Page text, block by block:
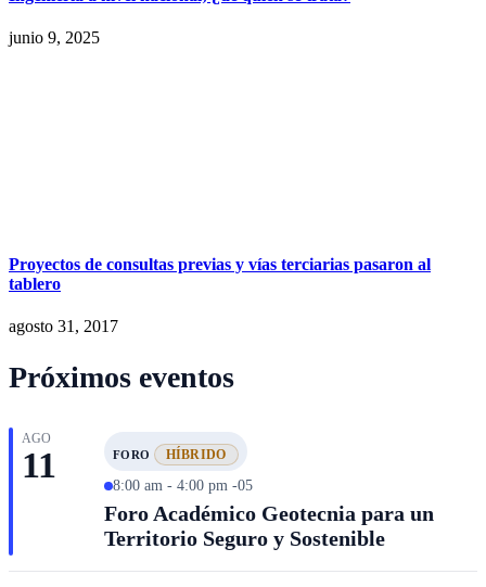
junio 9, 2025
Proyectos de consultas previas y vías terciarias pasaron al
tablero
agosto 31, 2017
Próximos eventos
AGO
11 FORO HÍBRIDO
8:00 am - 4:00 pm -05
Foro Académico Geotecnia para un
Territorio Seguro y Sostenible